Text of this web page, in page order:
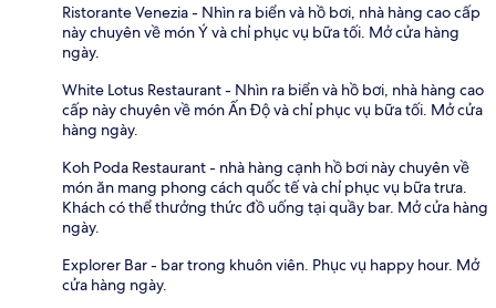
Ristorante Venezia - Nhìn ra biển và hồ bơi, nhà hàng cao cấp
này chuyên về món Ý và chỉ phục vụ bữa tối. Mở cửa hàng
ngày.
White Lotus Restaurant - Nhìn ra biển và hồ bơi, nhà hàng cao
cấp này chuyên về món Ấn Độ và chỉ phục vụ bữa tối. Mở cửa
hàng ngày.
Koh Poda Restaurant - nhà hàng cạnh hồ bơi này chuyên về
món ăn mang phong cách quốc tế và chỉ phục vụ bữa trưa.
Khách có thể thưởng thức đồ uống tại quầy bar. Mở cửa hàng
ngày.
Explorer Bar - bar trong khuôn viên. Phục vụ happy hour. Mở
cửa hàng ngày.